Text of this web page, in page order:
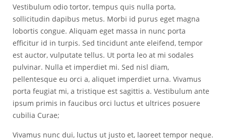
Vestibulum odio tortor, tempus quis nulla porta,
sollicitudin dapibus metus. Morbi id purus eget magna
lobortis congue. Aliquam eget massa in nunc porta
efficitur id in turpis. Sed tincidunt ante eleifend, tempor
est auctor, vulputate tellus. Ut porta leo at mi sodales
pulvinar. Nulla et imperdiet mi. Sed nisl diam,
pellentesque eu orci a, aliquet imperdiet urna. Vivamus
porta feugiat mi, a tristique est sagittis a. Vestibulum ante
ipsum primis in faucibus orci luctus et ultrices posuere
cubilia Curae;
Vivamus nunc dui, luctus ut justo et, laoreet tempor neque.